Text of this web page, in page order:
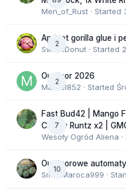
Men_of_Rust · Started
2
Apricot gorilla glue i
SweetDonut · Started
2
Outdoor 2026
Marcel852 · Started
7
Fast Bud42 | Mango
Cherry Runtz x2 |
Wesoły Ogród Aliena
10
Outdoorowe
SmakMaroca999 ·